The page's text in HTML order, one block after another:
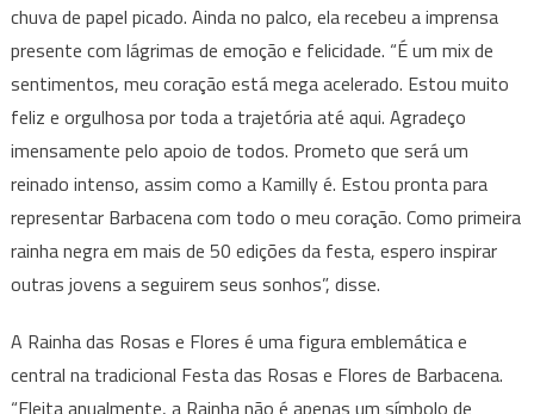
chuva de papel picado. Ainda no palco, ela recebeu a imprensa
presente com lágrimas de emoção e felicidade. “É um mix de
sentimentos, meu coração está mega acelerado. Estou muito
feliz e orgulhosa por toda a trajetória até aqui. Agradeço
imensamente pelo apoio de todos. Prometo que será um
reinado intenso, assim como a Kamilly é. Estou pronta para
representar Barbacena com todo o meu coração. Como primeira
rainha negra em mais de 50 edições da festa, espero inspirar
outras jovens a seguirem seus sonhos”, disse.
A Rainha das Rosas e Flores é uma figura emblemática e
central na tradicional Festa das Rosas e Flores de Barbacena.